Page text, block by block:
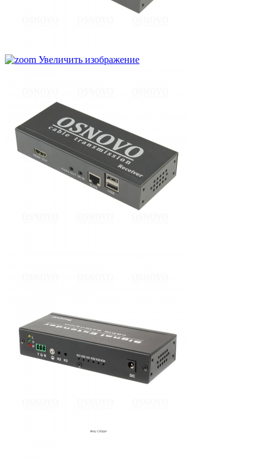
Увеличить изображение